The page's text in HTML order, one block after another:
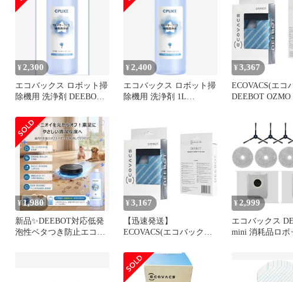
ロス モップ
¥ 2,300
エコバックス ロボット掃
除機用 洗浄剤 DEEBOT
¥ 2,400
エコバックス ロボット掃
除機用 洗浄剤 1L
¥3,367
ECOVACS(エコ
DEEBOT OZMO
DEEBOT ロボッ
消耗品 1
¥1,980
新品✨DEEBOT対応低発
泡性ベタつき防止エコバ
¥3,167
【迅速発送】
ECOVACS(エコバックス)
PLUS/N8+/T8 繰り返し用
モップセット ECOVACS
DEEBOT ロボット掃除機
¥2,999
エコバックス
mini 消耗品ロボ
ップ ECOVACS
ット ロボット掃